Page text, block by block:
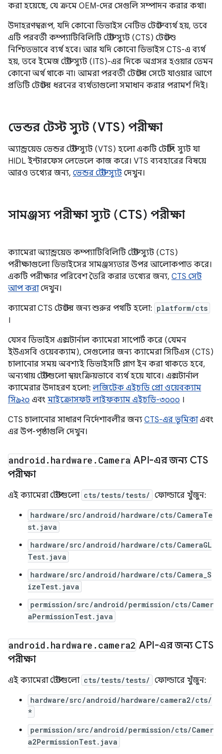
করা হয়েছে, যে ক্রমে OEM-দের সেগুলি সম্পাদন করার কথা।
উদাহরণস্বরূপ, যদি কোনো ডিভাইস নেটিভ টেস্টে ব্যর্থ হয়, তবে
এটি পরবর্তী কম্প্যাটিবিলিটি টেস্ট স্যুট (CTS) টেস্টেও
নিশ্চিতভাবে ব্যর্থ হবে। আর যদি কোনো ডিভাইস CTS-এ ব্যর্থ
হয়, তবে ইমেজ টেস্ট স্যুট (ITS)-এর দিকে অগ্রসর হওয়ার তেমন
কোনো অর্থ থাকে না। আমরা পরবর্তী টেস্টের সেটে যাওয়ার আগে
প্রতিটি টেস্টের ধরনের ব্যর্থতাগুলো সমাধান করার পরামর্শ দিই।
ভেন্ডর টেস্ট স্যুট (VTS) পরীক্ষা
অ্যান্ড্রয়েড ভেন্ডর টেস্ট স্যুট (VTS) হলো একটি টেস্টিং স্যুট যা
HIDL ইন্টারফেস লেভেলে কাজ করে। VTS ব্যবহারের বিষয়ে
আরও তথ্যের জন্য, ভেন্ডর টেস্ট স্যুট দেখুন।
সামঞ্জস্য পরীক্ষা স্যুট (CTS) পরীক্ষা
ক্যামেরা অ্যান্ড্রয়েড কম্প্যাটিবিলিটি টেস্ট স্যুট (CTS)
পরীক্ষাগুলো ডিভাইসের সামঞ্জস্যতার উপর আলোকপাত করে।
একটি পরীক্ষার পরিবেশ তৈরি করার তথ্যের জন্য, CTS সেট
আপ করাদেখুন।
ক্যামেরা CTS টেস্টের জন্য শুরুর পথটি হলো: platform/cts
।
যেসব ডিভাইস এক্সটার্নাল ক্যামেরা সাপোর্ট করে (যেমন
ইউএসবি ওয়েবক্যাম), সেগুলোর জন্য ক্যামেরা সিটিএস (CTS)
চালানোর সময় অবশ্যই ডিভাইসটি প্লাগ ইন করা থাকতে হবে,
অন্যথায় টেস্টগুলো স্বয়ংক্রিয়ভাবে ব্যর্থ হয়ে যাবে। এক্সটার্নাল
ক্যামেরার উদাহরণ হলো: লজিটেক এইচডি প্রো ওয়েবক্যাম
সি৯২০ এবং মাইক্রোসফট লাইফক্যাম এইচডি-৩০০০ ।
CTS চালানোর সাধারণ নির্দেশাবলীর জন্য CTS-এর ভূমিকাএবং
এর উপ-পৃষ্ঠাগুলি দেখুন।
android . hardware . Camera API-এর জন্য CTS
পরীক্ষা
এই ক্যামেরা টেস্টগুলো cts/tests/tests/ ফোল্ডারে খুঁজুন:
hardware/src/android/hardware/cts/CameraTe
st.java
hardware/src/android/hardware/cts/CameraGL
Test.java
hardware/src/android/hardware/cts/Camera_S
izeTest.java
permission/src/android/permission/cts/Camer
aPermissionTest.java
android . hardware . camera2 API-এর জন্য CTS
পরীক্ষা
এই ক্যামেরা টেস্টগুলো cts/tests/tests/ ফোল্ডারে খুঁজুন:
hardware/src/android/hardware/camera2/cts/
*
permission/src/android/permission/cts/Camer
a2PermissionTest.java